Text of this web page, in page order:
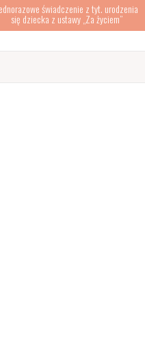
urodzenia
życiem”